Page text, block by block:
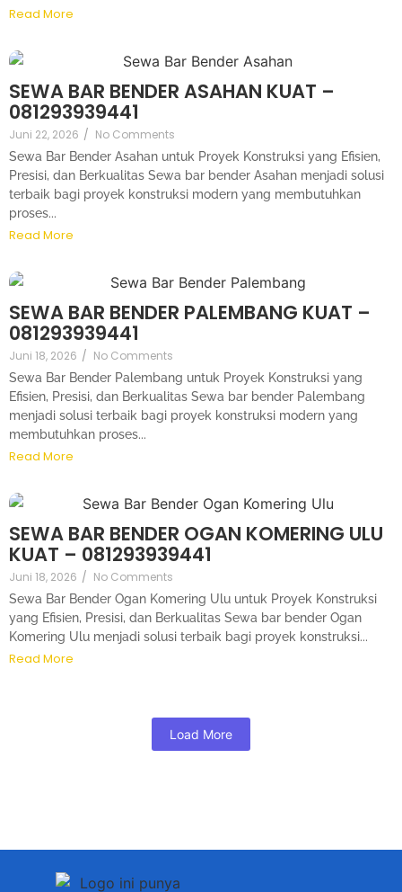
Read More
SEWA BAR BENDER ASAHAN KUAT –
081293939441
Juni 22, 2026 / No Comments
Sewa Bar Bender Asahan untuk Proyek Konstruksi yang Efisien,
Presisi, dan Berkualitas Sewa bar bender Asahan menjadi solusi
terbaik bagi proyek konstruksi modern yang membutuhkan
proses...
Read More
SEWA BAR BENDER PALEMBANG KUAT –
081293939441
Juni 18, 2026 / No Comments
Sewa Bar Bender Palembang untuk Proyek Konstruksi yang
Efisien, Presisi, dan Berkualitas Sewa bar bender Palembang
menjadi solusi terbaik bagi proyek konstruksi modern yang
membutuhkan proses...
Read More
SEWA BAR BENDER OGAN KOMERING ULU
KUAT – 081293939441
Juni 18, 2026 / No Comments
Sewa Bar Bender Ogan Komering Ulu untuk Proyek Konstruksi
yang Efisien, Presisi, dan Berkualitas Sewa bar bender Ogan
Komering Ulu menjadi solusi terbaik bagi proyek konstruksi...
Read More
Load More